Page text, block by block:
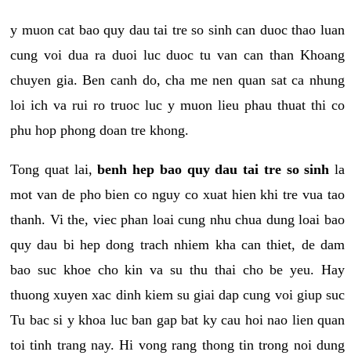
y muon cat bao quy dau tai tre so sinh can duoc thao luan
cung voi dua ra duoi luc duoc tu van can than Khoang
chuyen gia. Ben canh do, cha me nen quan sat ca nhung
loi ich va rui ro truoc luc y muon lieu phau thuat thi co
phu hop phong doan tre khong.
Tong quat lai,benh hep bao quy dau tai tre so sinh la
mot van de pho bien co nguy co xuat hien khi tre vua tao
thanh. Vi the, viec phan loai cung nhu chua dung loai bao
quy dau bi hep dong trach nhiem kha can thiet, de dam
bao suc khoe cho kin va su thu thai cho be yeu. Hay
thuong xuyen xac dinh kiem su giai dap cung voi giup suc
Tu bac si y khoa luc ban gap bat ky cau hoi nao lien quan
toi tinh trang nay. Hi vong rang thong tin trong noi dung